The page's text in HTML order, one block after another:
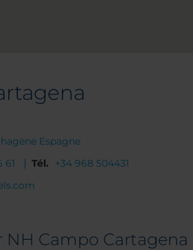
Espagne
61 Tél.
+34 968 504431
Campo Cartagena